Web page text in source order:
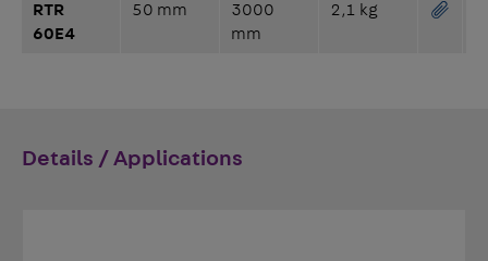
RTR
60E4
50 mm
3000
mm
2,1 kg
Details / Applications